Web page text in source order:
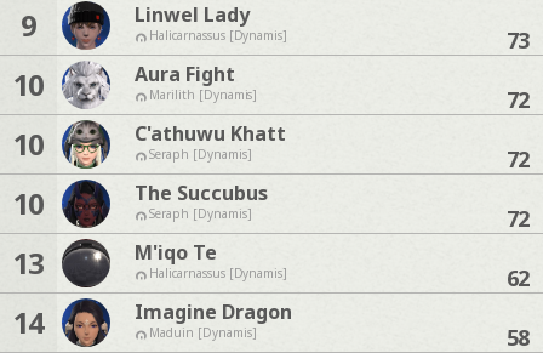
9 Linwel Lady
Halicarnassus [Dynamis] 73
10 Aura Fight
Marilith [Dynamis] 72
10 C'athuwu Khatt
Seraph [Dynamis] 72
10 The Succubus
Seraph [Dynamis] 72
13 M'iqo Te
Halicarnassus [Dynamis] 62
14 Imagine Dragon
Maduin [Dynamis] 58